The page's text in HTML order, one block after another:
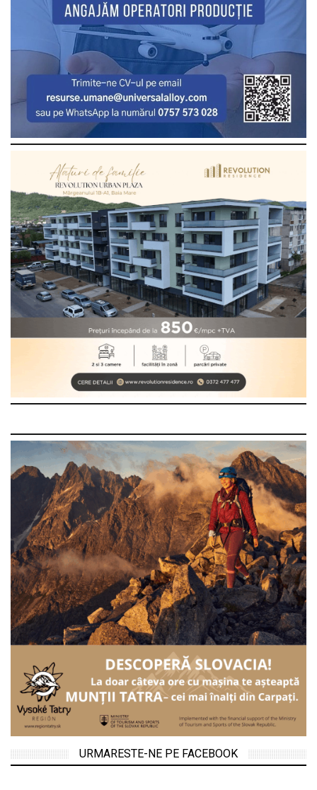
URMARESTE-NE PE FACEBOOK